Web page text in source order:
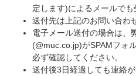
定します)によるメールでも
送付先は上記のお問い合わ
電子メール送付の場合は、
(@muc.co.jp)がSPAMフォ
必ず確認してください。
送付後3日経過しても連絡